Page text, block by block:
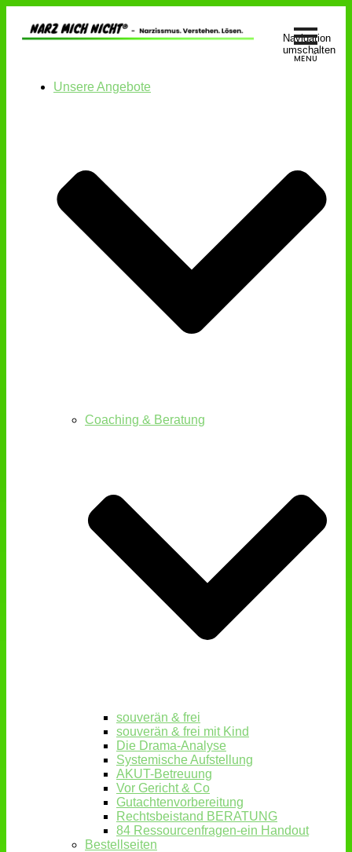
Navigation
umschalten
Unsere Angebote
Coaching & Beratung
souverän & frei
souverän & frei mit Kind
Die Drama-Analyse
Systemische Aufstellung
AKUT-Betreuung
Vor Gericht & Co
Gutachtenvorbereitung
Rechtsbeistand BERATUNG
84 Ressourcenfragen-ein Handout
Bestellseiten